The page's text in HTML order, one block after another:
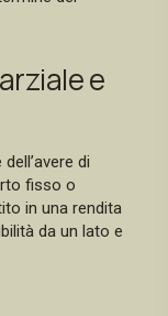
e
di
fisso o
in una rendita
da un lato e